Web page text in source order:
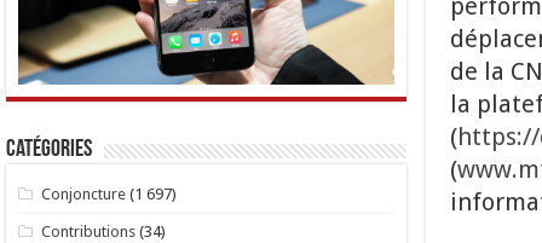
de la
la
(https://
(
Catégories
Conjoncture (1 697)
Contributions (34)